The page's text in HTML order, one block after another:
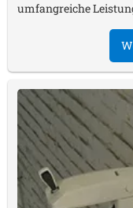
umfangreiche